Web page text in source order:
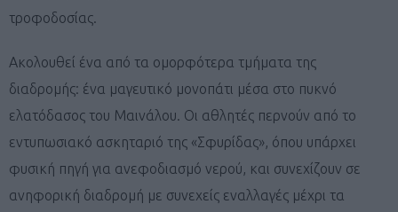
τροφοδοσίας.
Ακολουθεί ένα από τα ομορφότερα τμήματα της
διαδρομής: ένα μαγευτικό μονοπάτι μέσα στο πυκνό
ελατόδασος του Μαινάλου. Οι αθλητές περνούν από το
εντυπωσιακό ασκηταριό της «Σφυρίδας», όπου υπάρχει
φυσική πηγή για ανεφοδιασμό νερού, και συνεχίζουν σε
ανηφορική διαδρομή με συνεχείς εναλλαγές μέχρι τα